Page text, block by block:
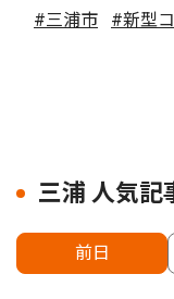
#三浦市 #新型
三浦 人気記
前日